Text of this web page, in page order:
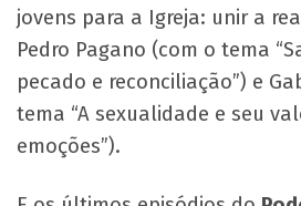
jovens para a Igreja: unir a
Pedro Pagano (com o tema
pecado e reconciliação”) e
tema “A sexualidade e seu
emoções”).